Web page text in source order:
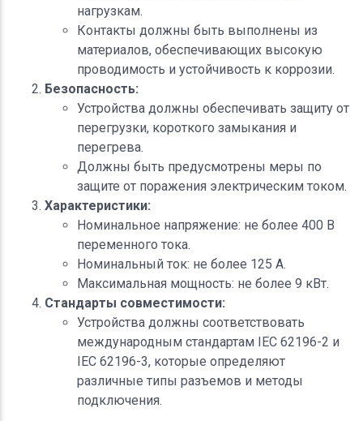
нагрузкам.
Контакты должны быть выполнены из
материалов, обеспечивающих высокую
проводимость и устойчивость к коррозии.
Безопасность:
Устройства должны обеспечивать защиту от
перегрузки, короткого замыкания и
перегрева.
Должны быть предусмотрены меры по
защите от поражения электрическим током.
Характеристики:
Номинальное напряжение: не более 400 В
переменного тока.
Номинальный ток: не более 125 А.
Максимальная мощность: не более 9 кВт.
Стандарты совместимости:
Устройства должны соответствовать
международным стандартам IEC 62196-2 и
IEC 62196-3, которые определяют
различные типы разъемов и методы
подключения.